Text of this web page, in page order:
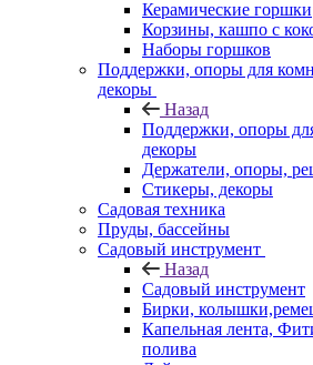
Керамические горшки
Корзины, кашпо с
Наборы горшков
Поддержки, опоры для
декоры
Назад
Поддержки, опоры
декоры
Держатели, опоры,
Стикеры, декоры
Садовая техника
Пруды, бассейны
Садовый инструмент
Назад
Садовый инструмент
Бирки,
Капельная лента,
полива